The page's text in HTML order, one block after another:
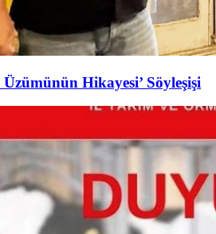
Hikayesi’ Söyleşişi